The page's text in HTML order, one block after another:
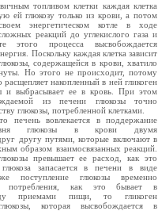
топливом клетки каждая клетка
ей глюкозу только из крови, а потом
энергетическом котле в ходе
реакций до углекислого газа и
этого процесса высвобождается
Поскольку каждая клетка зависит
содержащейся в крови, хватило
Но этого не происходит, потому
накопленный в ней гликоген
и выбрасывает ее в кровь. При этом
из печени глюкозы точно
глюкозы, потребленной клетками.
печень вовлекается в поддержание
глюкозы в крови двумя
другу путями, которые включают в
образом взаимосвязанных реакций.
превышает ее расход, как это
запасается в печени в виде
поступление глюкозы временно
потребления, как это бывает в
приемами пищи, то гликоген
которая высвобождается в